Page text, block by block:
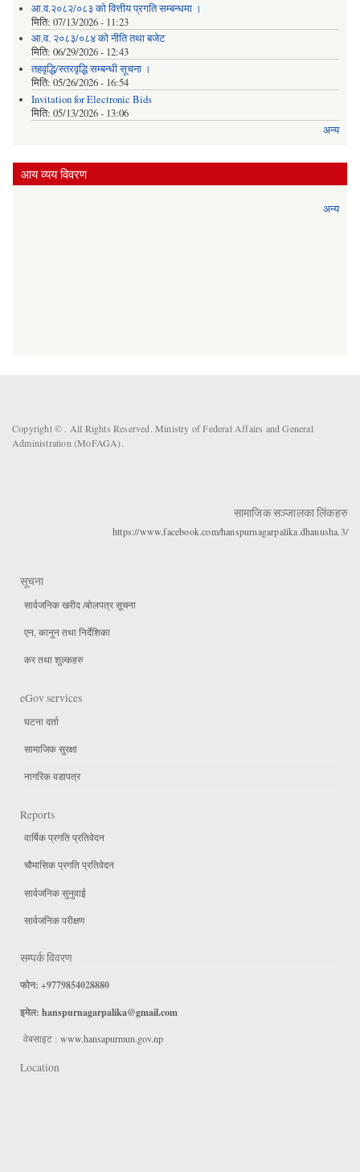
आ.व.२०८२/०८३ को वित्तीय प्रगति सम्बन्धमा ।
मिति: 07/13/2026 - 11:23
आ.व. २०८३/०८४ को नीति तथा बजेट
मिति: 06/29/2026 - 12:43
तहवृद्धि/स्तरवृद्धि सम्बन्धी सूचना ।
मिति: 05/26/2026 - 16:54
Invitation for Electronic Bids
मिति: 05/13/2026 - 13:06
अन्य
आय व्यय विवरण
अन्य
Copyright © . All Rights Reserved. Ministry of Federal Affairs and General
Administration (MoFAGA).
सामाजिक सञ्जालका लिंकहरु
https://www.facebook.com/hanspurnagarpalika.dhanusha.3/
सूचना
सार्वजनिक खरीद /बोलपत्र सूचना
एन, कानुन तथा निर्देशिका
कर तथा शुल्कहरु
eGov services
घटना दर्ता
सामाजिक सुरक्षा
नागरिक वडापत्र
Reports
वार्षिक प्रगति प्रतिवेदन
चौमासिक प्रगति प्रतिवेदन
सार्वजनिक सुनुवाई
सार्वजनिक परीक्षण
सम्पर्क विवरण
फोन: +9779854028880
इमेल: hanspurnagarpalika@gmail.com
वेबसाइट : www.hansapurmun.gov.np
Location